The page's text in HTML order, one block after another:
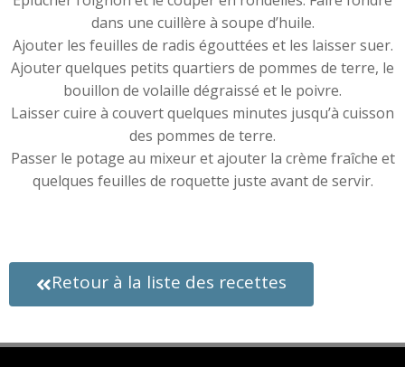
dans une cuillère à soupe d’huile.
Ajouter les feuilles de radis égouttées et les laisser suer.
Ajouter quelques petits quartiers de pommes de terre, le
bouillon de volaille dégraissé et le poivre.
Laisser cuire à couvert quelques minutes jusqu’à cuisson
des pommes de terre.
Passer le potage au mixeur et ajouter la crème fraîche et
quelques feuilles de roquette juste avant de servir.
Retour à la liste des recettes